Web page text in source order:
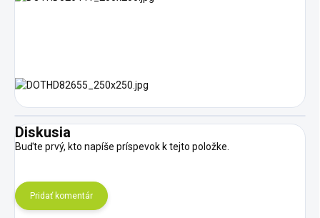
Diskusia
Buďte prvý, kto napíše príspevok k tejto položke.
Pridať komentár